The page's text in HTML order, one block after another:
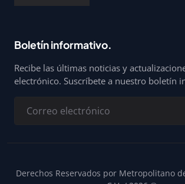
Boletín informativo.
Recibe las últimas noticias y
electrónico. Suscríbete a nuestro boletín
Derechos Reservados por Metropolitano